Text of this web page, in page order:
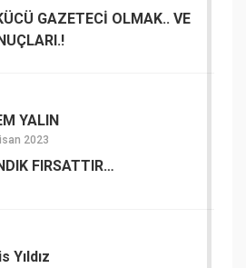
GAZETECİ OLMAK.. VE
YALIN
2023
FIRSATTIR…
Yıldız